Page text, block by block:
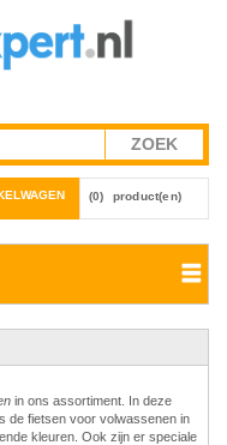
(0) product(en)
in ons assortiment. In deze
de fietsen voor volwassenen in
kleuren. Ook zijn er speciale